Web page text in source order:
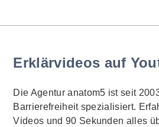
Erklärvideos auf
Die Agentur anatom5 ist seit
Barrierefreiheit spezialisiert.
Videos und 90 Sekunden alles